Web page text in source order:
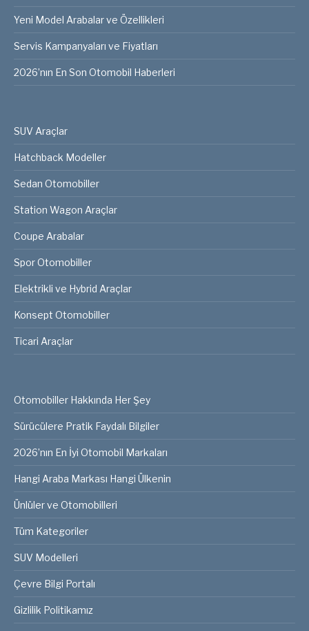
Yeni Model Arabalar ve Özellikleri
Servis Kampanyaları ve Fiyatları
2026’nın En Son Otomobil Haberleri
SUV Araçlar
Hatchback Modeller
Sedan Otomobiller
Station Wagon Araçlar
Coupe Arabalar
Spor Otomobiller
Elektrikli ve Hybrid Araçlar
Konsept Otomobiller
Ticari Araçlar
Otomobiller Hakkında Her Şey
Sürücülere Pratik Faydalı Bilgiler
2026’nın En İyi Otomobil Markaları
Hangi Araba Markası Hangi Ülkenin
Ünlüler ve Otomobilleri
Tüm Kategoriler
SUV Modelleri
Çevre Bilgi Portalı
Gizlilik Politikamız